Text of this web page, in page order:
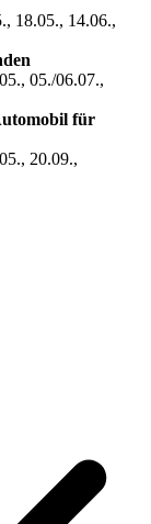
18.05., 14.06.,
05./06.07.,
für
20.09.,